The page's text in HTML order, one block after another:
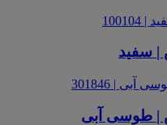
| سفید
| طوسی آبی